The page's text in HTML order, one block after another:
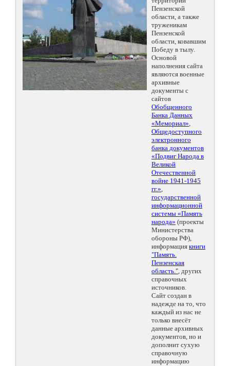
Пензенской
области, а также
труженикам
Пензенской
области, ковавшим
Победу в тылу.
Основой
наполнения сайта
являются военные
архивные
документы с
сайтов
Обобщенного
Банка Данных
«Мемориал»,
Общедоступного
электронного
банка документов
«Подвиг Народа в
Великой
Отечественной
войне 1941-1945
гг.»,
государственной
информационной
системы «Память
народа» (проекты
Министерства
обороны РФ),
информация книги
"Память.
Пензенская
область.", других
справочных
источников.
Сайт создан в
надежде на то, что
каждый из нас не
только внесёт
данные архивных
документов, но и
дополнит сухую
справочную
информацию